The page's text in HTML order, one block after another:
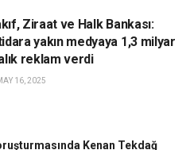
Ziraat ve Halk Bankası:
yakın medyaya 1,3 milyar
reklam verdi
16, 2025
Kenan Tekdağ